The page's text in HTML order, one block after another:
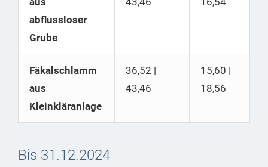
abflussloser
Grube
Fäkalschlamm
aus
Kleinkläranlage
36,52 |
43,46
15,60 |
18,56
Bis 31.12.2024